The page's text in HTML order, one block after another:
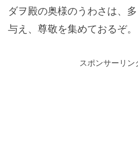
ダヲ殿の奥様のうわさは、
与え、尊敬を集めておるぞ。
スポンサーリン